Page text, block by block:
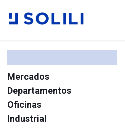
Mercados
Departamentos
Oficinas
Industrial